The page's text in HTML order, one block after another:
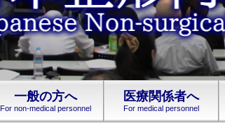
一般の方へ
For non-medical personnel
医療関係者へ
For medical personnel